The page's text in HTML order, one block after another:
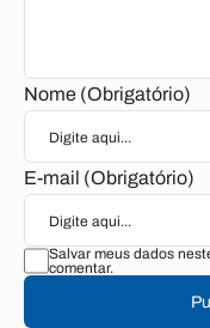
Nome (Obrigatório)
E-mail (Obrigatório)
Salvar meus dados
comentar.